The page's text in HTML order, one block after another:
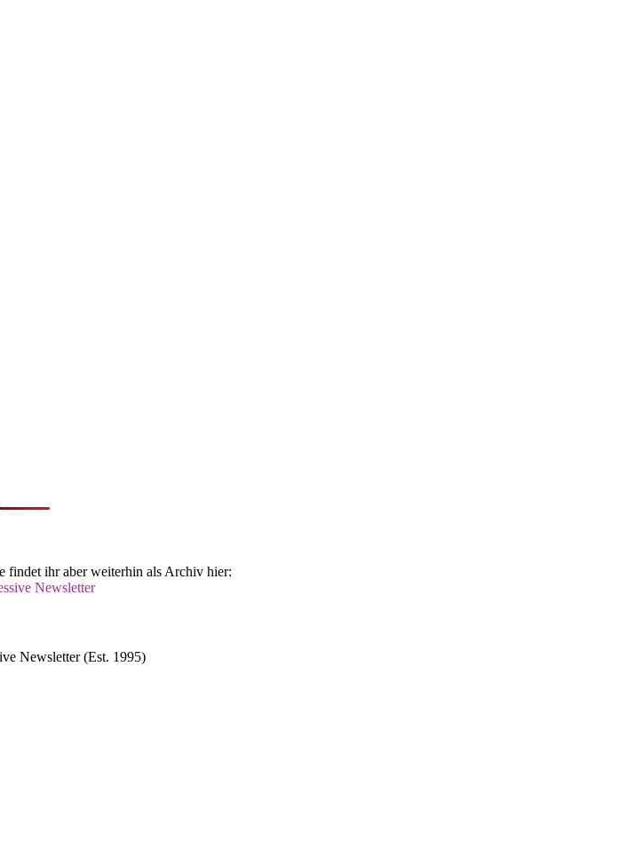
findet ihr aber weiterhin als Archiv hier:
Newsletter (Est. 1995)